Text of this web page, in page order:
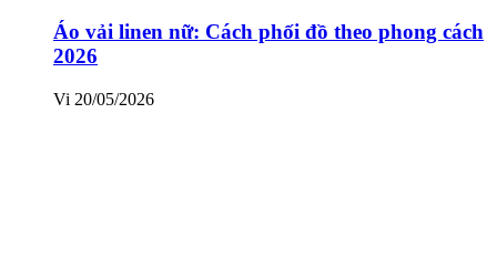
Áo vải linen nữ: Cách phối đồ theo phong cách
2026
Vi 20/05/2026